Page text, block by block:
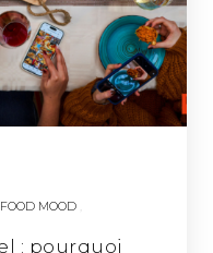
FOOD MOOD
: pourquoi